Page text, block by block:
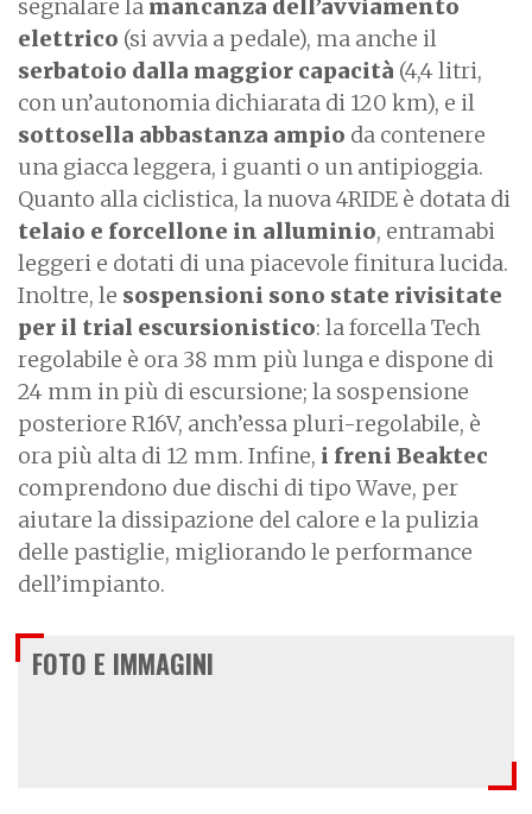
segnalare la mancanza dell’avviamento
elettrico (si avvia a pedale), ma anche il
serbatoio dalla maggior capacità (4,4 litri,
con un’autonomia dichiarata di 120 km), e il
sottosella abbastanza ampio da contenere
una giacca leggera, i guanti o un antipioggia.
Quanto alla ciclistica, la nuova 4RIDE è dotata di
telaio e forcellone in alluminio, entramabi
leggeri e dotati di una piacevole finitura lucida.
Inoltre, le sospensioni sono state rivisitate
per il trial escursionistico: la forcella Tech
regolabile è ora 38 mm più lunga e dispone di
24 mm in più di escursione; la sospensione
posteriore R16V, anch’essa pluri-regolabile, è
ora più alta di 12 mm. Infine, i freni Beaktec
comprendono due dischi di tipo Wave, per
aiutare la dissipazione del calore e la pulizia
delle pastiglie, migliorando le performance
dell’impianto.
FOTO E IMMAGINI